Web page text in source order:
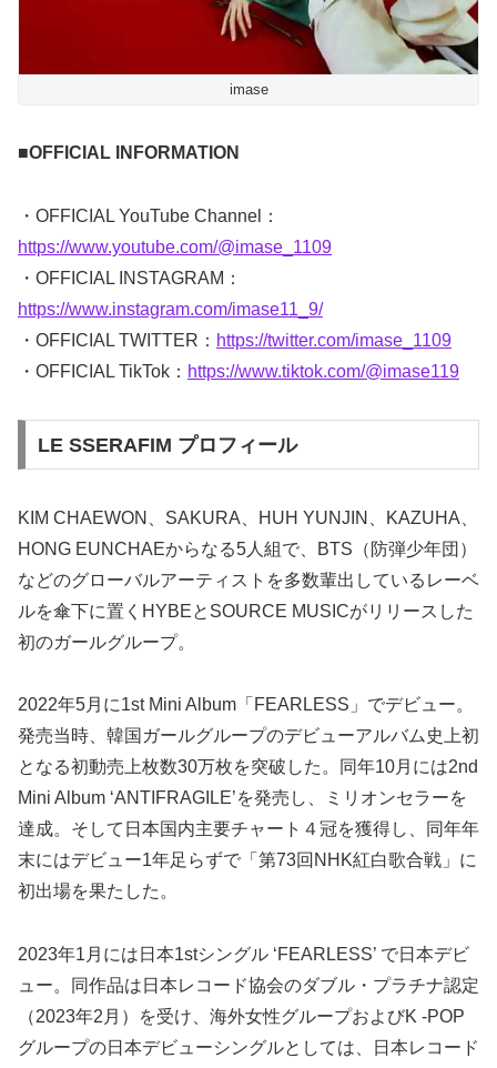
imase
■OFFICIAL INFORMATION
・OFFICIAL YouTube Channel：
https://www.youtube.com/@imase_1109
・OFFICIAL INSTAGRAM：
https://www.instagram.com/imase11_9/
・OFFICIAL TWITTER： https://twitter.com/imase_1109
・OFFICIAL TikTok： https://www.tiktok.com/@imase119
LE SSERAFIM プロフィール
KIM CHAEWON、SAKURA、HUH YUNJIN、KAZUHA、
HONG EUNCHAEからなる5人組で、BTS（防弾少年団）
などのグローバルアーティストを多数輩出しているレーベ
ルを傘下に置くHYBEとSOURCE MUSICがリリースした
初のガールグループ。
2022年5月に1st Mini Album「FEARLESS」でデビュー。
発売当時、韓国ガールグループのデビューアルバム史上初
となる初動売上枚数30万枚を突破した。同年10月には2nd
Mini Album ‘ANTIFRAGILE’を発売し、ミリオンセラーを
達成。そして日本国内主要チャート４冠を獲得し、同年年
末にはデビュー1年足らずで「第73回NHK紅白歌合戦」に
初出場を果たした。
2023年1月には日本1stシングル ‘FEARLESS’ で日本デビ
ュー。同作品は日本レコード協会のダブル・プラチナ認定
（2023年2月）を受け、海外女性グループおよびK -POP
グループの日本デビューシングルとしては、日本レコード